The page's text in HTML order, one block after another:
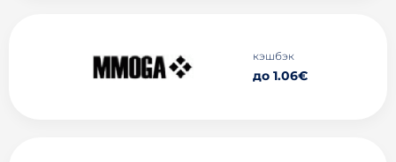
кэшбэк
до 1.06€